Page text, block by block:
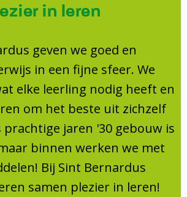
op school
en Gezin
Opvang (TSO)
(MR)
in leren
geven we goed en
in een fijne sfeer. We
elke leerling nodig heeft en
om het beste uit zichzelf
prachtige jaren '30 gebouw is
binnen werken we met
Bij Sint Bernardus
samen plezier in leren!